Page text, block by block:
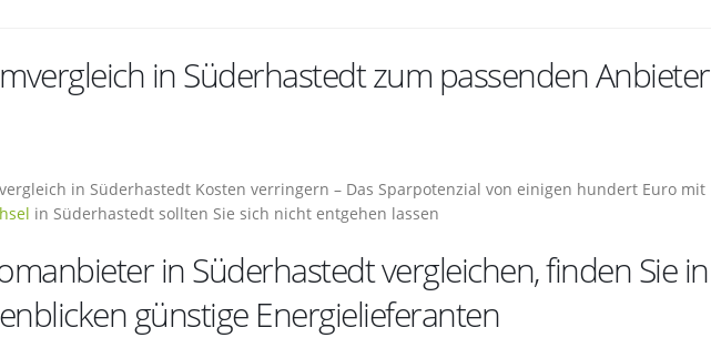
in Süderhastedt zum passenden Anbieter
in Süderhastedt Kosten verringern – Das Sparpotenzial von einigen hundert Euro mit
in Süderhastedt sollten Sie sich nicht entgehen lassen
in Süderhastedt vergleichen, finden Sie in
günstige Energielieferanten